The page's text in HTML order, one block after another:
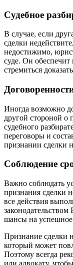
Судебное
В случае, если
сделки
недостижимо,
суде. Он
стремиться
Иногда возможно
другой стороной о
судебного
переговоры и
признании сделки
Соблюдение
Важно соблюдать
признания сделки
все действия
шансы на успешное
Признание сделки
который может
Поэтому всегда